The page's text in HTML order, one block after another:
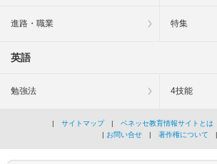
進路・職業 特集
英語
勉強法 4技能
| サイトマップ| ベネッセ教育情報サイトとは
| お問い合せ | 著作権について |